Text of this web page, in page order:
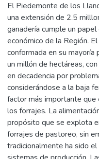
El Piedemonte de los
una extensión de 2.5
ganadería cumple un
económico de la Región.
conformada en su mayoría
un millón de hectáreas,
en decadencia por
considerándose a la baja
factor más importante
los forrajes. La
propósito que se explota
forrajes de pastoreo, sin
tradicionalmente ha sido